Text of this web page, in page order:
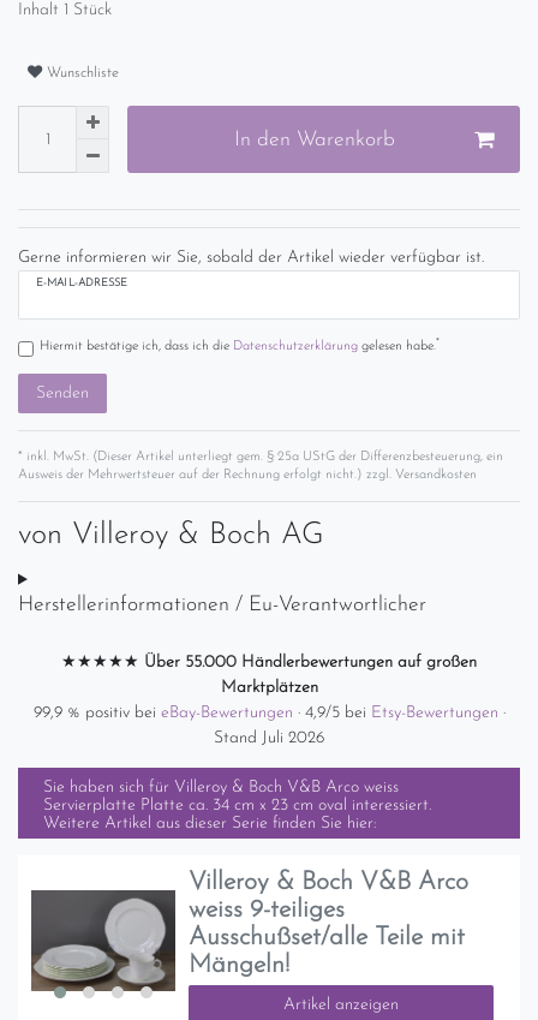
Inhalt 1 Stück
Wunschliste
In den Warenkorb
Gerne informieren wir Sie, sobald der Artikel wieder verfügbar ist.
E-MAIL-ADRESSE
Hiermit bestätige ich, dass ich die Daten­schutz­erklärunggelesen habe.*
Senden
* inkl. MwSt. (Dieser Artikel unterliegt gem. § 25a UStG der Differenzbesteuerung, ein
Ausweis der Mehrwertsteuer auf der Rechnung erfolgt nicht.) zzgl. Versandkosten
von Villeroy & Boch AG
Herstellerinformationen / Eu-Verantwortlicher
★★★★★ Über 55.000 Händlerbewertungen auf großen
Marktplätzen
99,9 % positiv bei eBay-Bewertungen · 4,9/5 bei Etsy-Bewertungen ·
Stand Juli 2026
Sie haben sich für Villeroy & Boch V&B Arco weiss
Servierplatte Platte ca. 34 cm x 23 cm oval interessiert.
Weitere Artikel aus dieser Serie finden Sie hier:
Villeroy & Boch V&B Arco
weiss 9-teiliges
Ausschußset/alle Teile mit
Mängeln!
Artikel anzeigen